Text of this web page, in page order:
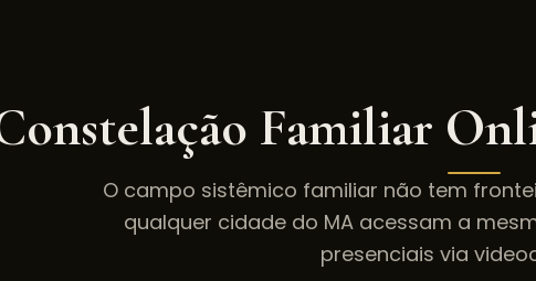
Familiar
O campo sistêmico familiar não tem
qualquer cidade do MA acessam a
presenciais via